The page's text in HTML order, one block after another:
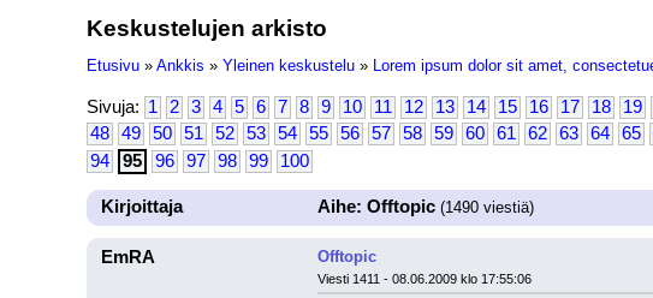
Keskustelujen arkisto
Etusivu » Ankkis » Yleinen keskustelu » Lorem ipsum dolor sit amet,
Sivuja: 1 2 3 4 5 6 7 8 9 10 11 12 13 14 15 16 17 18 19
48
49 50 51 52 53 54 55 56 57 58 59 60 61 62 63 64 65
94
95 96 97 98 99 100
Kirjoittaja Aihe: Offtopic (1490 viestiä)
EmRA Offtopic
Viesti 1411 - 08.06.2009 klo 17:55:06